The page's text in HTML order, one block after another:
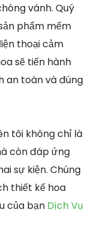
vánh. Quý
phẩm mếm
thoại cảm
sẽ tiến hành
an toàn và đúng
tôi không chỉ là
còn đáp ứng
sự kiện. Chúng
thiết kế hoa
của bạn Dịch Vụ